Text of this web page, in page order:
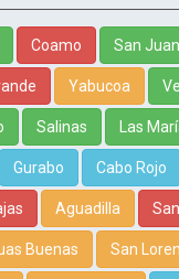
Coamo San Juan
Yabucoa
Salinas Las
Gurabo Cabo Rojo
Aguadilla
Buenas San